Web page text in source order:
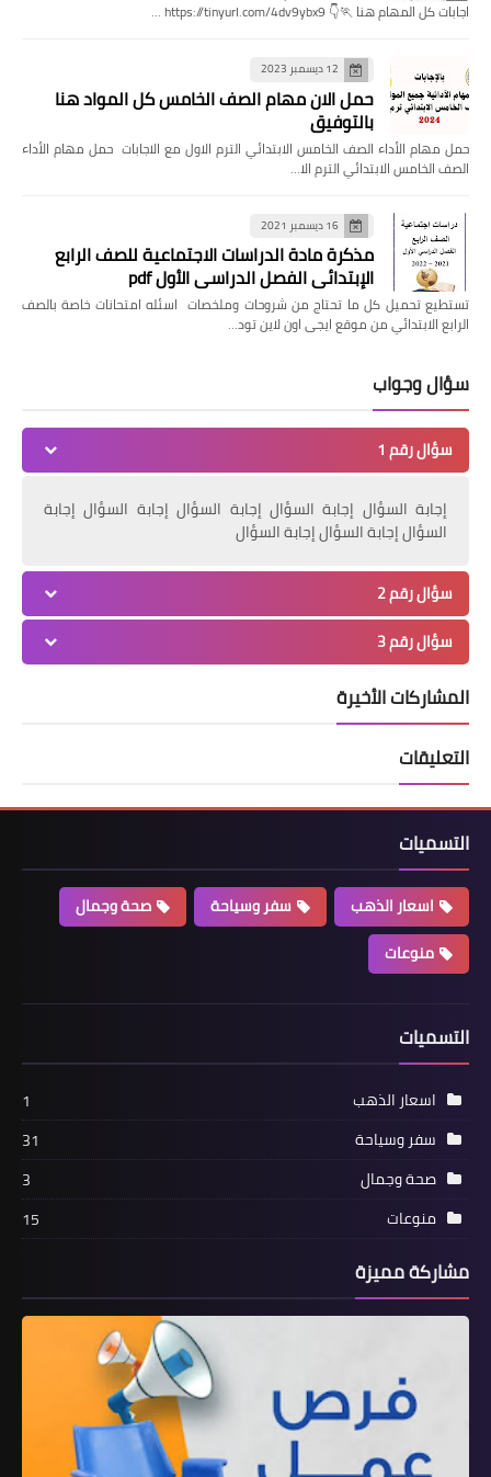
اجابات كل المهام هنا 🏃👇 https://tinyurl.com/4dv9ybx9 …
12 ديسمبر 2023
حمل الان مهام الصف الخامس كل المواد هنا
بالتوفيق
حمل مهام الأداء الصف الخامس الابتدائي الترم الاول مع الاجابات حمل مهام الأداء
الصف الخامس الابتدائي الترم الا…
16 ديسمبر 2021
مذكرة مادة الدراسات الاجتماعية للصف الرابع
الإبتدائي الفصل الدراسي الأول pdf
تستطيع تحميل كل ما تحتاج من شروحات وملخصات اسئله امتحانات خاصة بالصف
الرابع الابتدائي من موقع ايجى اون لاين تود…
سؤال وجواب
سؤال رقم 1
إجابة السؤال إجابة السؤال إجابة السؤال إجابة السؤال إجابة
السؤال إجابة السؤال إجابة السؤال
سؤال رقم 2
سؤال رقم 3
المشاركات الأخيرة
التعليقات
التسميات
اسعار الذهب سفر وسياحة
صحة وجمال
منوعات
التسميات
اسعار الذهب
1
سفر وسياحة
31
صحة وجمال
3
منوعات
15
مشاركة مميزة